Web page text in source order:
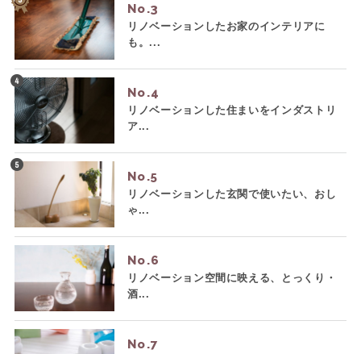
No.
リノベーションしたお家のインテリアに
も。...
No.
リノベーションした住まいをインダストリ
ア...
No.
リノベーションした玄関で使いたい、おし
ゃ...
No.
リノベーション空間に映える、とっくり・
酒...
No.